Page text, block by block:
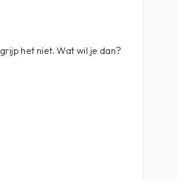
het niet. Wat wil je dan?